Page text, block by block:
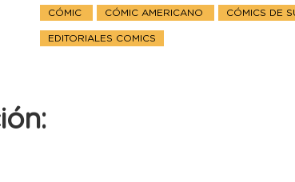
CÓMIC CÓMIC AMERICANO CÓMICS DE
EDITORIALES COMICS